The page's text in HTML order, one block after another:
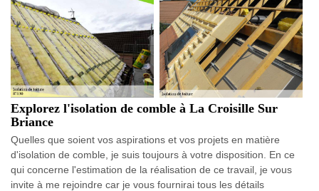
Explorez l'isolation de comble à La Croisille Sur
Briance
Quelles que soient vos aspirations et vos projets en matière
d'isolation de comble, je suis toujours à votre disposition. En ce
qui concerne l'estimation de la réalisation de ce travail, je vous
invite à me rejoindre car je vous fournirai tous les détails